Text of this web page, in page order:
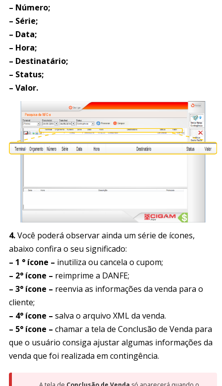
– Número;
– Série;
– Data;
– Hora;
– Destinatário;
– Status;
– Valor.
4.Você poderá observar ainda um série de ícones,
abaixo confira o seu significado:
– 1 ° ícone – inutiliza ou cancela o cupom;
– 2° ícone – reimprime a DANFE;
– 3° ícone – reenvia as informações da venda para o
cliente;
– 4° ícone – salva o arquivo XML da venda.
– 5° ícone – chamar a tela de Conclusão de Venda para
que o usuário consiga ajustar algumas informações da
venda que foi realizada em contingência.